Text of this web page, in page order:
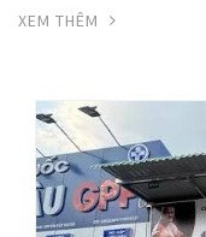
XEM THÊM